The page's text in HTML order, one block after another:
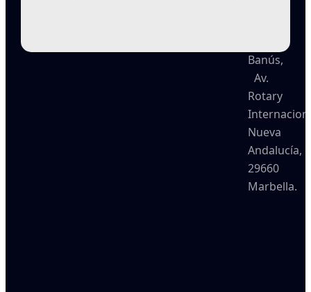
Banús,
Av.
Rotary
Nueva
Andalucía,
29660
Marbella.